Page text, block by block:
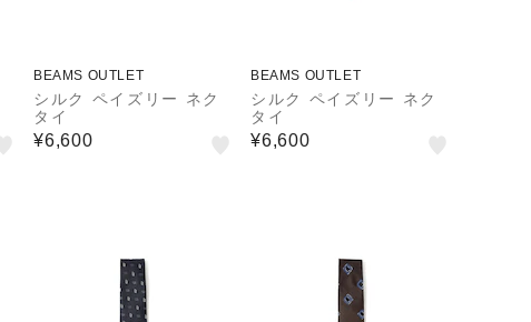
BEAMS OUTLET
シルク ペイズリー ネク
タイ
¥6,600
BEAMS OUTLET
シルク ペイズリー ネク
タイ
¥6,600